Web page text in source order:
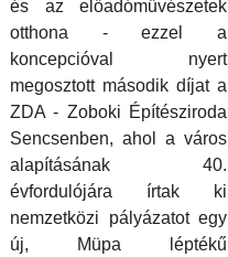
és az előadóművészetek
otthona - ezzel a
koncepcióval nyert
megosztott második díjat a
ZDA - Zoboki Építésziroda
Sencsenben, ahol a város
alapításának 40.
évfordulójára írtak ki
nemzetközi pályázatot egy
új, Müpa léptékű